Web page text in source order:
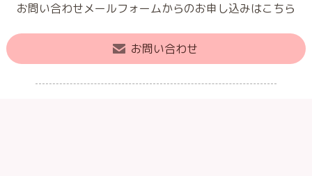
お問い合わせメールフォームからのお申し込みはこちら
お問い合わせ